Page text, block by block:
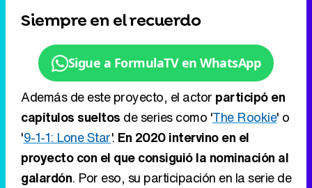
Siempre en el recuerdo
Sigue a FormulaTV en WhatsApp
Además de este proyecto, el actor participó en
capítulos sueltos de series como 'The Rookie' o
'9-1-1: Lone Star'. En 2020 intervino en el
proyecto con el que consiguió la nominación al
galardón. Por eso, su participación en la serie de